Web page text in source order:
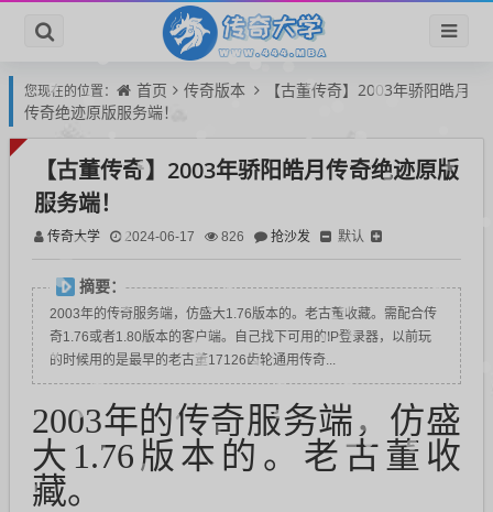
您现在的位置： 首页 传奇版本
【古董传奇】2003年骄阳皓月
传奇绝迹原版服务端！
【古董传奇】2003年骄阳皓月传奇绝迹原版
服务端！
传奇大学 2024-06-17 826 抢沙发 默认
摘要：
2003年的传奇服务端，仿盛大1.76版本的。老古董收藏。需配合传
奇1.76或者1.80版本的客户端。自己找下可用的IP登录器，以前玩
的时候用的是最早的老古董17126齿轮通用传奇...
2003年的传奇服务端，仿盛
大1.76版本的。老古董收
藏。